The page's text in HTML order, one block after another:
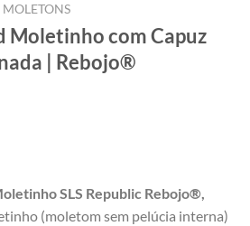
MOLETONS
Moletinho com Capuz
| Rebojo®
SLS Republic Rebojo®,
(moletom sem pelúcia interna)